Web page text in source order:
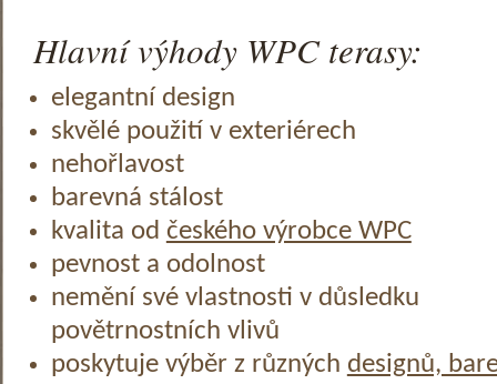
Hlavní výhody WPC terasy:
elegantní design
skvělé použití v exteriérech
nehořlavost
barevná stálost
kvalita od českého výrobce WPC
pevnost a odolnost
nemění své vlastnosti v důsledku
povětrnostních vlivů
poskytuje výběr z různých designů,